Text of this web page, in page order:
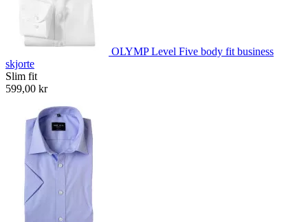
OLYMP Level Five body fit business
skjorte
Slim fit
599,00 kr